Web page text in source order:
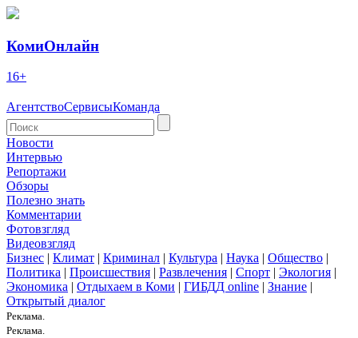
КомиОнлайн
16+
АгентствоСервисыКоманда
Новости
Интервью
Репортажи
Обзоры
Полезно знать
Комментарии
Фотовзгляд
Видеовзгляд
Бизнес | Климат | Криминал | Культура | Наука | Общество |
Политика | Происшествия | Развлечения | Спорт | Экология |
Экономика | Отдыхаем в Коми | ГИБДД online | Знание |
Открытый диалог
Реклама.
Реклама.